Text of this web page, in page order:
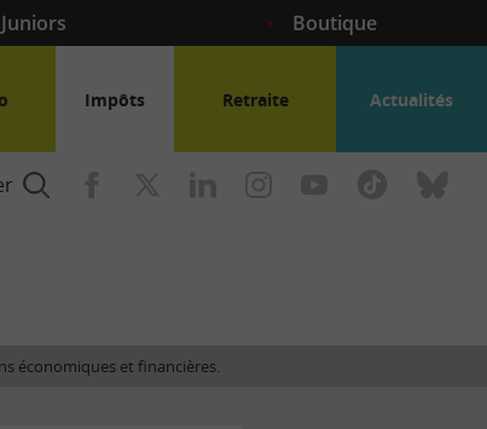
Juniors Boutique
Impôts Retraite Actualités
économiques et financières.